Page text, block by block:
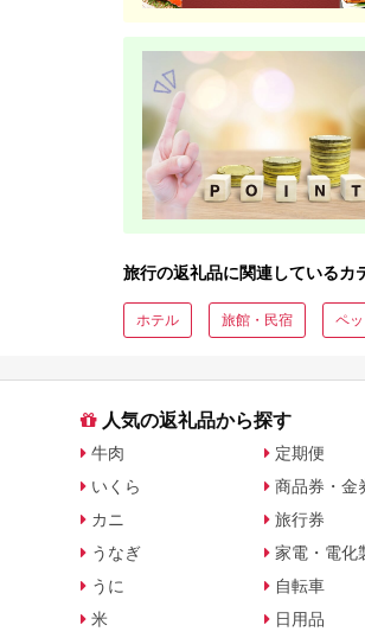
旅行の返礼品に関連しているカ
ホテル 旅館・民宿 ペ
人気の返礼品から探す
牛肉
いくら
カニ
うなぎ
うに
米
定期便
商品券・金
旅行券
家電・電化
自転車
日用品